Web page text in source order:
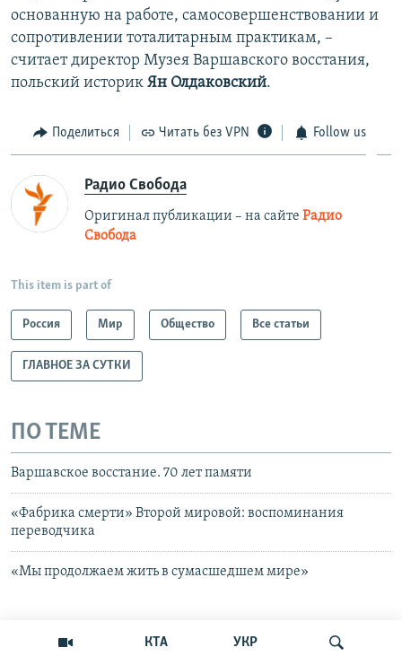
КТА УКР
основанную на работе, самосовершенствовании и
сопротивлении тоталитарным практикам, –
считает директор Музея Варшавского восстания,
польский историк Ян Олдаковский.
Поделиться Читать без VPN Follow us
Радио Свобода
Оригинал публикации – на сайте Радио
Свобода
This item is part of
Россия Мир Общество Все статьи
ГЛАВНОЕ ЗА СУТКИ
ПО ТЕМЕ
Варшавское восстание. 70 лет памяти
«Фабрика смерти» Второй мировой: воспоминания
переводчика
«Мы продолжаем жить в сумасшедшем мире»
ЧИТАЙТЕ ТАКЖЕ: